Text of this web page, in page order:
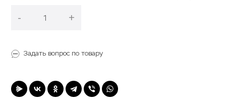
- +
Задать вопрос по товару